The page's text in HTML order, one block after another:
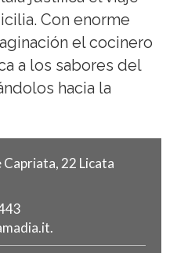
Con enorme
el cocinero
a los sabores del
hacia la
Capriata, 22 Licata